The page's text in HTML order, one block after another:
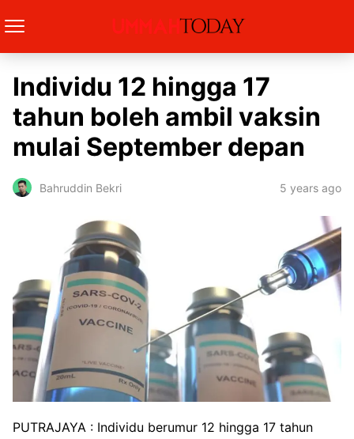
Individu 12 hingga 17
tahun boleh ambil vaksin
mulai September depan
Bahruddin Bekri 5 years ago
PUTRAJAYA : Individu berumur 12 hingga 17 tahun